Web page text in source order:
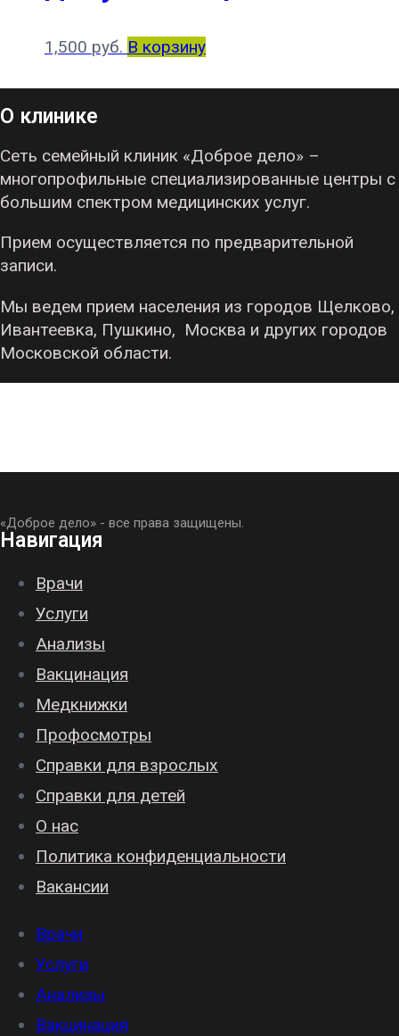
1,500 руб. В корзину
О клинике
Сеть семейный клиник «Доброе дело» –
многопрофильные специализированные центры с
большим спектром медицинских услуг.
Прием осуществляется по предварительной
записи.
Мы ведем прием населения из городов Щелково,
Ивантеевка, Пушкино, Москва и других городов
Московской области.
«Доброе дело» - все права защищены.
Навигация
Врачи
Услуги
Анализы
Вакцинация
Медкнижки
Профосмотры
Справки для взрослых
Справки для детей
О нас
Политика конфиденциальности
Вакансии
Врачи
Услуги
Анализы
Вакцинация